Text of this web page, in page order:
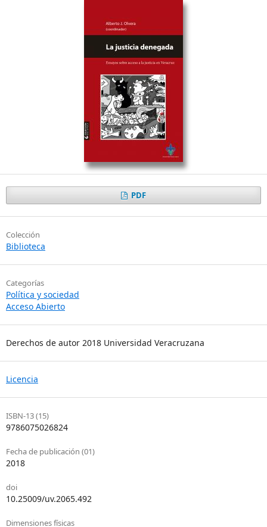
PDF
Colección
Biblioteca
Categorías
Política y sociedad
Acceso Abierto
Derechos de autor 2018 Universidad Veracruzana
Licencia
ISBN-13 (15)
9786075026824
Fecha de publicación (01)
2018
doi
10.25009/uv.2065.492
Dimensiones físicas